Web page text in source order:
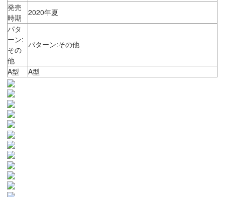
発売
時期
2020年夏
パタ
ーン:
その
他
パターン:その他
A型 A型